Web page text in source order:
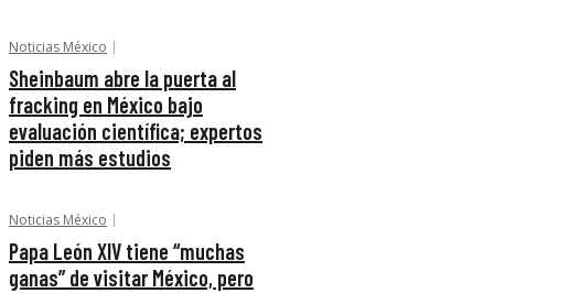
Noticias México
Sheinbaum abre la puerta al
fracking en México bajo
evaluación científica; expertos
piden más estudios
Noticias México
Papa León XIV tiene “muchas
ganas” de visitar México, pero